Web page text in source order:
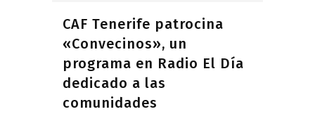
CAF Tenerife patrocina
«Convecinos», un
programa en Radio El Día
dedicado a las
comunidades